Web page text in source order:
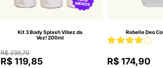
Kit 3 Body Splash Vibez da
Vez! 200ml
R$ 239,70
R$ 119,85
Rebelle Deo
R$ 174,90